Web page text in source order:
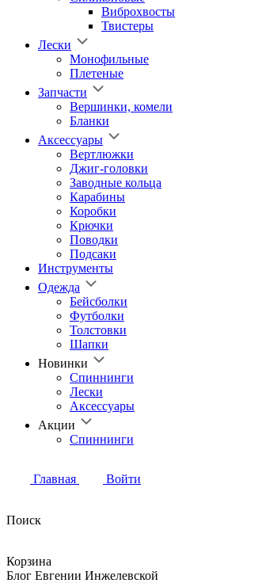
Виброхвосты
Твистеры
Лески
Монофильные
Плетеные
Запчасти
Вершинки, комели
Бланки
Аксессуары
Вертлюжки
Джиг-головки
Заводные кольца
Карабины
Коробки
Крючки
Поводки
Подсаки
Инструменты
Одежда
Бейсболки
Футболки
Толстовки
Шапки
Новинки
Спиннинги
Лески
Аксессуары
Акции
Спиннинги
Главная Войти
Поиск
Корзина
Блог Евгении Инжелевской